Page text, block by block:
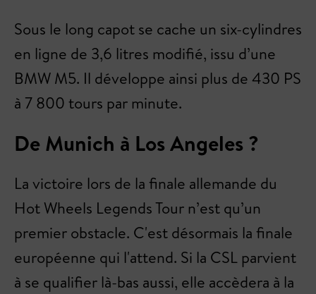
Sous le long capot se cache un six-cylindres
en ligne de 3,6 litres modifié, issu d’une
BMW M5. Il développe ainsi plus de 430 PS
à 7 800 tours par minute.
De Munich à Los Angeles ?
La victoire lors de la finale allemande du
Hot Wheels Legends Tour n’est qu’un
premier obstacle. C'est désormais la finale
européenne qui l'attend. Si la CSL parvient
à se qualifier là-bas aussi, elle accèdera à la